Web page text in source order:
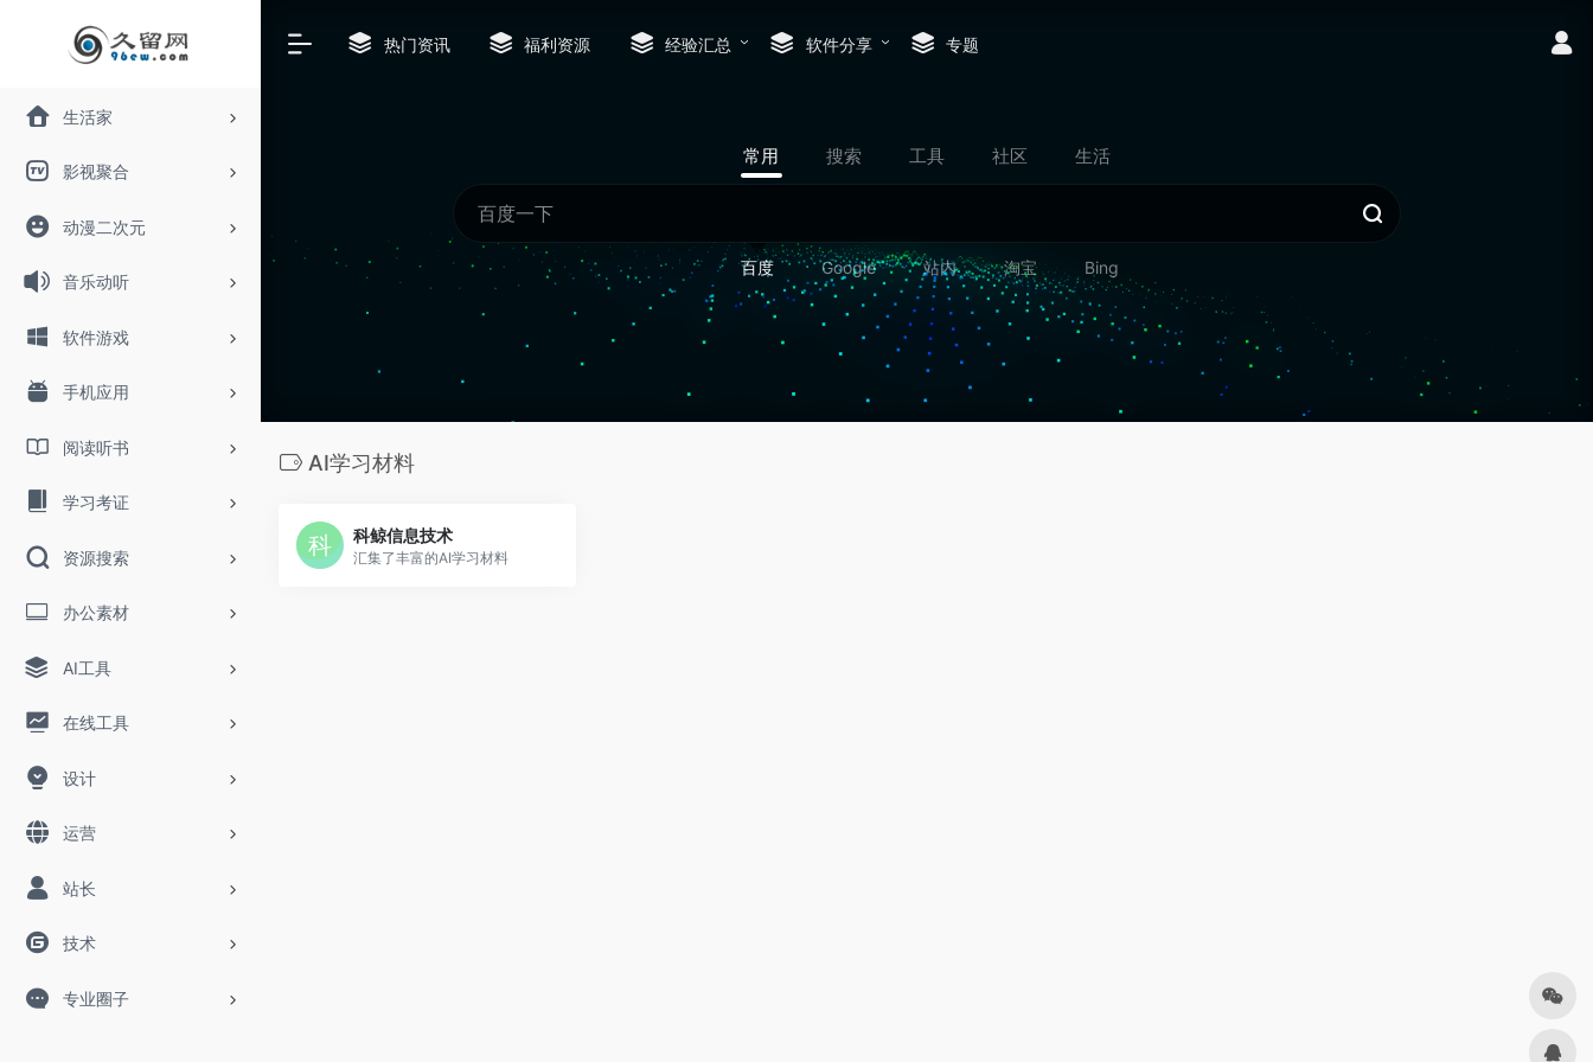
生活家
影视聚合
动漫二次元
音乐动听
软件游戏
手机应用
阅读听书
学习考证
资源搜索
办公素材
AI工具
在线工具
设计
运营
站长
技术
专业圈子
热门资讯 福利资源 经验汇总 软件分享 专题
常用 搜索 工具 社区 生活
百度 Google 站内 淘宝 Bing
AI学习材料
科鲸信息技术
汇集了丰富的AI学习材料